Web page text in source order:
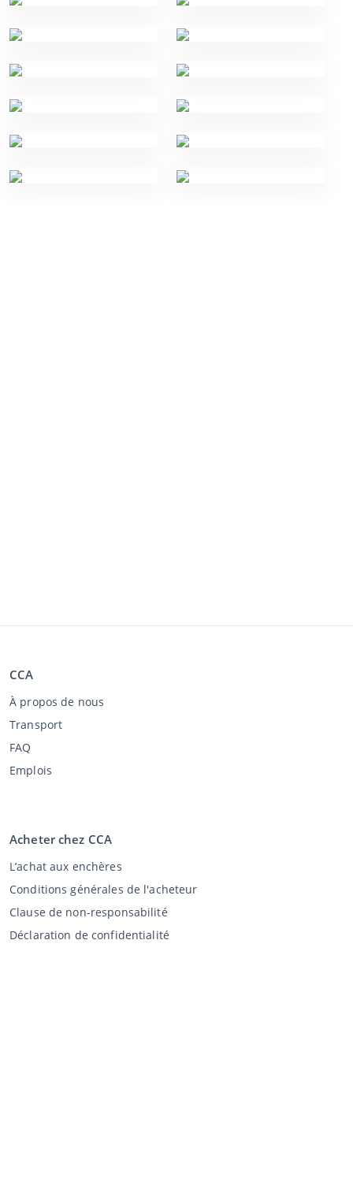
CCA
À propos de nous
Transport
FAQ
Emplois
Acheter chez CCA
L’achat aux enchères
Conditions générales de l'acheteur
Clause de non-responsabilité
Déclaration de confidentialité